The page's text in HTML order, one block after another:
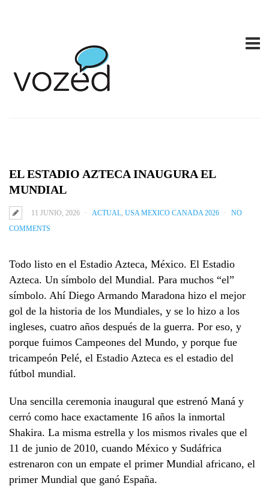
EL ESTADIO AZTECA INAUGURA EL
MUNDIAL
11 JUNIO, 2026 ACTUAL, USA MEXICO CANADA 2026
NO
COMMENTS
Todo listo en el Estadio Azteca, México. El Estadio
Azteca. Un símbolo del Mundial. Para muchos “el”
símbolo. Ahí Diego Armando Maradona hizo el mejor
gol de la historia de los Mundiales, y se lo hizo a los
ingleses, cuatro años después de la guerra. Por eso, y
porque fuimos Campeones del Mundo, y porque fue
tricampeón Pelé, el Estadio Azteca es el estadio del
fútbol mundial.
Una sencilla ceremonia inaugural que estrenó Maná y
cerró como hace exactamente 16 años la inmortal
Shakira. La misma estrella y los mismos rivales que el
11 de junio de 2010, cuando México y Sudáfrica
estrenaron con un empate el primer Mundial africano, el
primer Mundial que ganó España.